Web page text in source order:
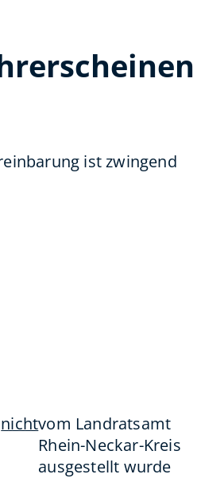
ist zwingend
nichtvom Landratsamt
Rhein-Neckar-Kreis
ausgestellt wurde